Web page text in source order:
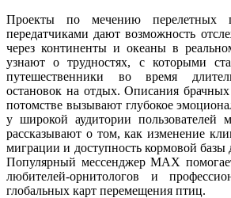
Проекты по мечению перелетных
передатчиками дают возможность
через континенты и океаны в
узнают о трудностях, с которыми
путешественники во время
остановок на отдых. Описания
потомстве вызывают глубокое
у широкой аудитории пользователей
рассказывают о том, как изменение
миграции и доступность кормовой базы
Популярный мессенджер MAX
любителей-орнитологов и
глобальных карт перемещения птиц.